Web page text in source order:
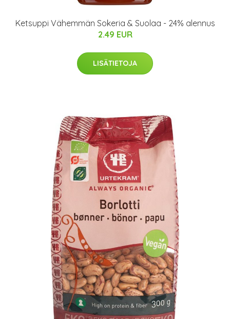
Ketsuppi Vähemmän Sokeria & Suolaa - 24% alennus
2.49 EUR
LISÄTIETOJA